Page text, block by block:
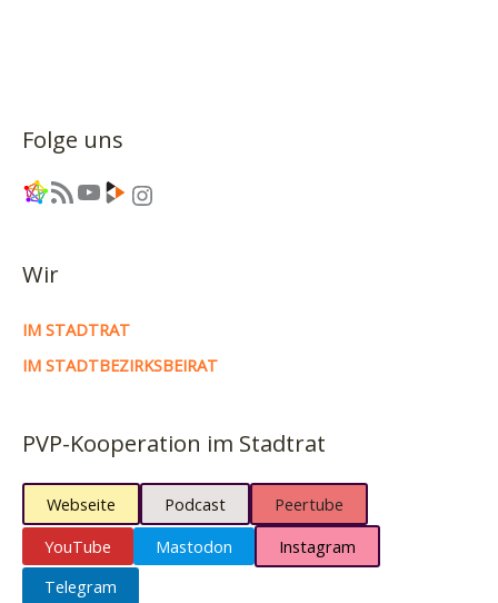
Folge uns
Link RSS-Feed YouTube Link Instagram
Wir
IM STADTRAT
IM STADTBEZIRKSBEIRAT
PVP-Kooperation im Stadtrat
Webseite Podcast
Peertube
YouTube
Mastodon
Instagram
Telegram